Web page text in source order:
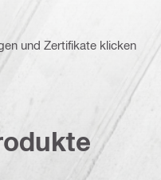
und Zertifikate klicken